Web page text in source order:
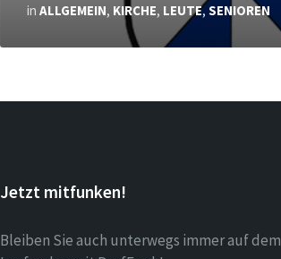
in ALLGEMEIN, KIRCHE, LEUTE,SENIOREN
Jetzt mitfunken!
Bleiben Sie auch unterwegs immer auf dem